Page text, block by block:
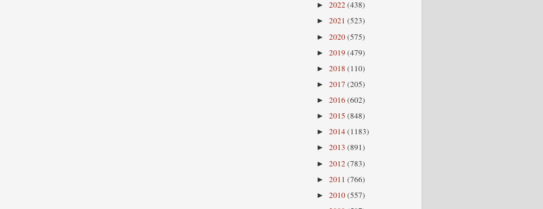
► 2022(438)
► 2021 (523)
► 2020(575)
► 2019(479)
► 2018 (110)
► 2017 (205)
► 2016(602)
► 2015 (848)
► 2014(1183)
► 2013 (891)
► 2012(783)
► 2011 (766)
► 2010(557)